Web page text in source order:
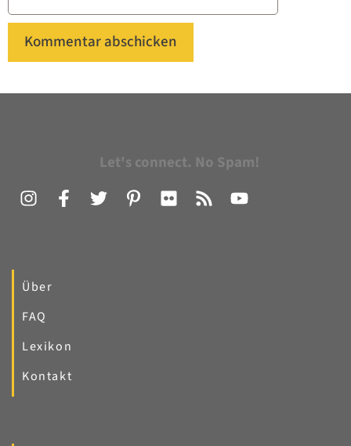
Let's connect. No Spam!
Über
FAQ
Lexikon
Kontakt